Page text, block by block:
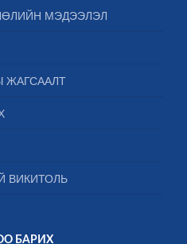
МЭДЭЭЛЭЛ
ЖАГСААЛТ
ВИКИТОЛЬ
БАРИХ